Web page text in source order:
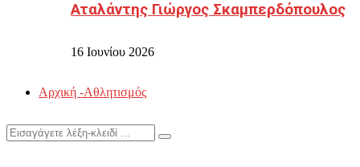
Αταλάντης Γιώργος Σκαμπερδόπουλος
16 Ιουνίου 2026
Αρχική -Αθλητισμός
Search
Search